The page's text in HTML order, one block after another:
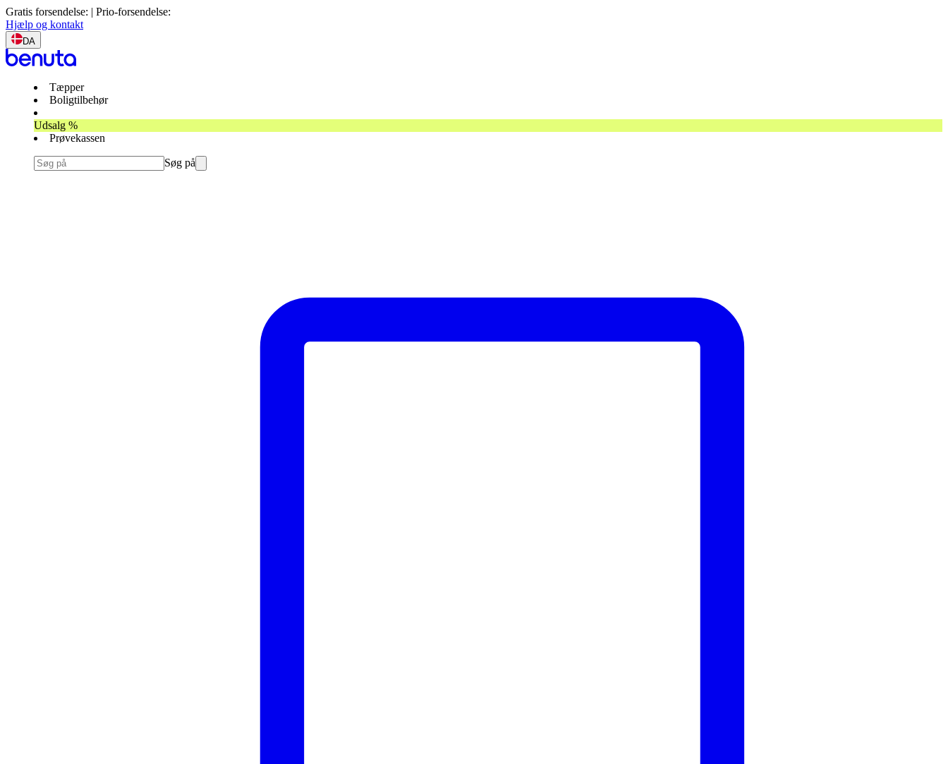
Gratis forsendelse: | Prio-forsendelse:
Hjælp og kontakt
DA
Tæpper
Boligtilbehør
Udsalg %
Prøvekassen
Søg på